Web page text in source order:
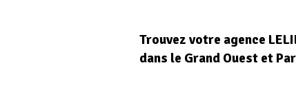
Trouvez votre agence
dans le Grand Ouest et